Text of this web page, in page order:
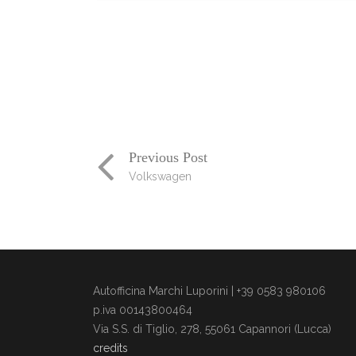
Previous Post
Volkswagen
Autofficina Marchi Luporini | +39 0583 980106
p.iva 00143800464
Via S.S. di Tiglio, 278, 55061 Capannori (Lucca)
credits